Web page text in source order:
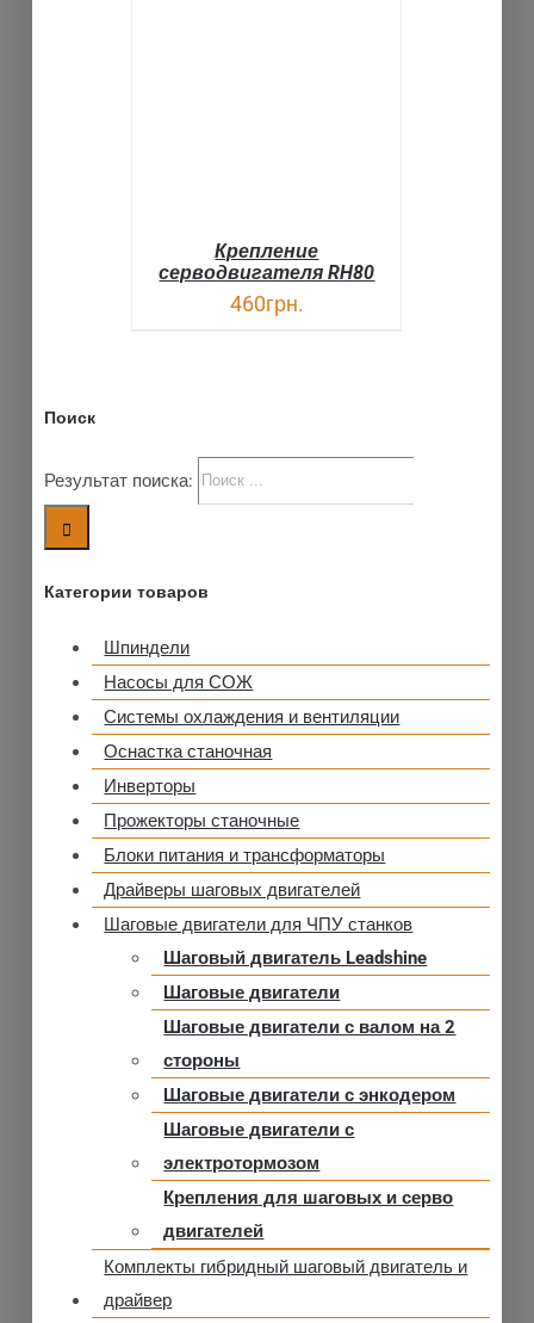
Крепление
серводвигателя RH80
460грн.
Поиск
Результат поиска:
Категории товаров
Шпиндели
Насосы для СОЖ
Системы охлаждения и вентиляции
Оснастка станочная
Инверторы
Прожекторы станочные
Блоки питания и трансформаторы
Драйверы шаговых двигателей
Шаговые двигатели для ЧПУ станков
Шаговый двигатель Leadshine
Шаговые двигатели
Шаговые двигатели с валом на 2
стороны
Шаговые двигатели с энкодером
Шаговые двигатели с
электротормозом
Крепления для шаговых и серво
двигателей
Комплекты гибридный шаговый двигатель и
драйвер